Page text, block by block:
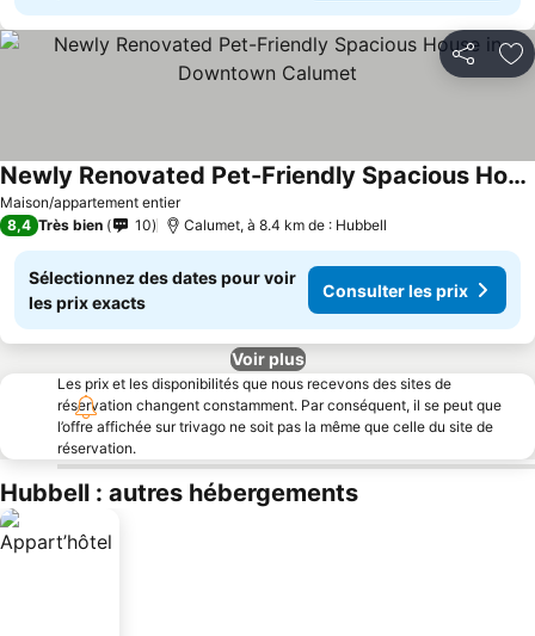
Partager
Maison/appartement entier
Newly Renovated Pet-Friendly Spacious House in Downtown Calumet
8,4 Très bien 10 Calumet, à 8.4 km de : Hubbell
Sélectionnez des dates pour voir
les prix exacts
Consulter les prix
Voir plus
Les prix et les disponibilités que nous recevons des sites de
réservation changent constamment. Par conséquent, il se peut que
l’offre affichée sur trivago ne soit pas la même que celle du site de
réservation.
Hubbell : autres hébergements